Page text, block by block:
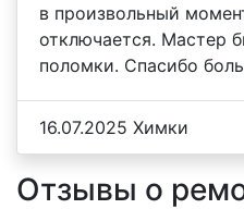
в произвольный
отключается. Мастер
поломки. Спасибо
16.07.2025 Химки
Отзывы о